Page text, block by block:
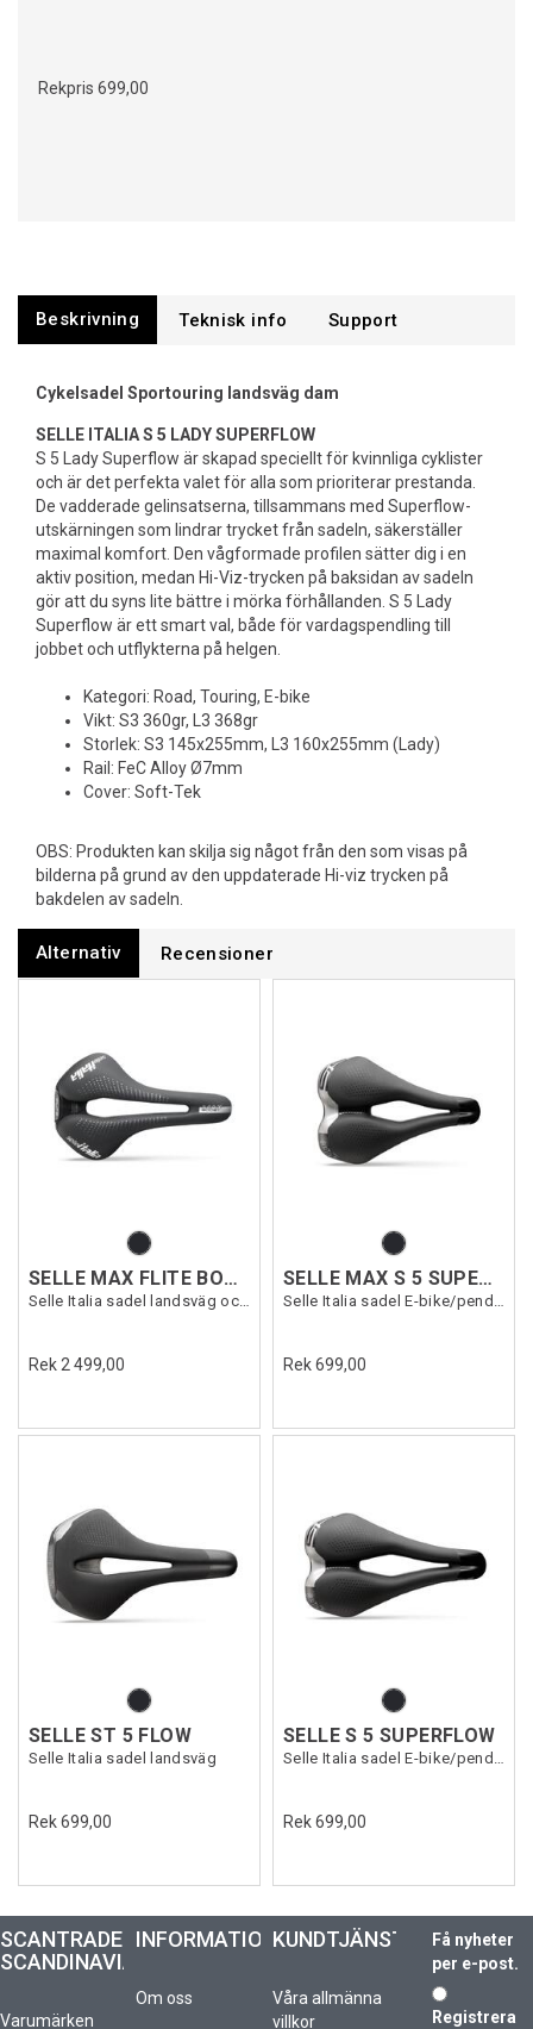
Rekpris 699,00
Beskrivning Support
Cykelsadel Sportouring landsväg dam
SELLE ITALIA S 5 LADY SUPERFLOW
S 5 Lady Superflow är skapad speciellt för kvinnliga cyklister
och är det perfekta valet för alla som prioriterar prestanda.
De vadderade gelinsatserna, tillsammans med Superflow-
utskärningen som lindrar trycket från sadeln, säkerställer
maximal komfort. Den vågformade profilen sätter dig i en
aktiv position, medan Hi-Viz-trycken på baksidan av sadeln
gör att du syns lite bättre i mörka förhållanden. S 5 Lady
Superflow är ett smart val, både för vardagspendling till
jobbet och utflykterna på helgen.
Kategori: Road, Touring, E-bike
Vikt: S3 360gr, L3 368gr
Storlek: S3 145x255mm, L3 160x255mm (Lady)
Rail: FeC Alloy Ø7mm
Cover: Soft-Tek
OBS: Produkten kan skilja sig något från den som visas på
bilderna på grund av den uppdaterade Hi-viz trycken på
bakdelen av sadeln.
Alternativ Recensioner
SELLE MAX FLITE BOOST TI316 GEL
Selle Italia sadel landsväg och E-Mtb
Rek 2 499,00
SELLE MAX S 5 SUPERFLOW
Selle Italia sadel E-bike/pendling
Rek 699,00
SELLE ST 5 FLOW
Selle Italia sadel landsväg
Rek 699,00
SELLE S 5 SUPERFLOW
Rek 699,00
SCANTRADE
SCANDINAVIA
Varumärken
INFORMATION
Om oss
KUNDTJÄNST
Våra allmänna
villkor
Få nyheter
per e-post.
Registrera